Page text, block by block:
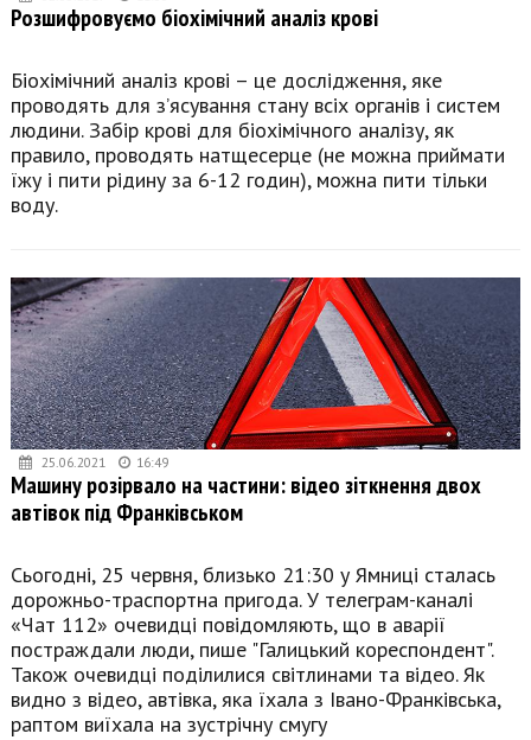
Розшифровуємо біохімічний аналіз крові
Біохімічний аналіз крові – це дослідження, яке
проводять для з’ясування стану всіх органів і систем
людини. Забір крові для біохімічного аналізу, як
правило, проводять натщесерце (не можна приймати
їжу і пити рідину за 6-12 годин), можна пити тільки
воду.
25.06.2021 16:49
Машину розірвало на частини: відео зіткнення двох
автівок під Франківськом
Сьогодні, 25 червня, близько 21:30 у Ямниці сталась
дорожньо-траспортна пригода. У телеграм-каналі
«Чат 112» очевидці повідомляють, що в аварії
постраждали люди, пише "Галицький кореспондент".
Також очевидці поділилися світлинами та відео. Як
видно з відео, автівка, яка їхала з Івано-Франківська,
раптом виїхала на зустрічну смугу